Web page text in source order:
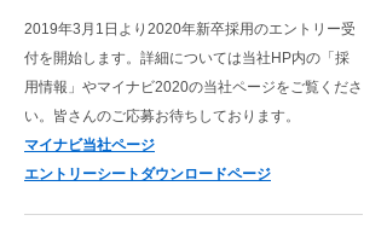
2019年3月1日より2020年新卒採用のエントリー受
付を開始します。詳細については当社HP内の「採
用情報」やマイナビ2020の当社ページをご覧くださ
い。皆さんのご応募お待ちしております。
マイナビ当社ページ
エントリーシートダウンロードページ